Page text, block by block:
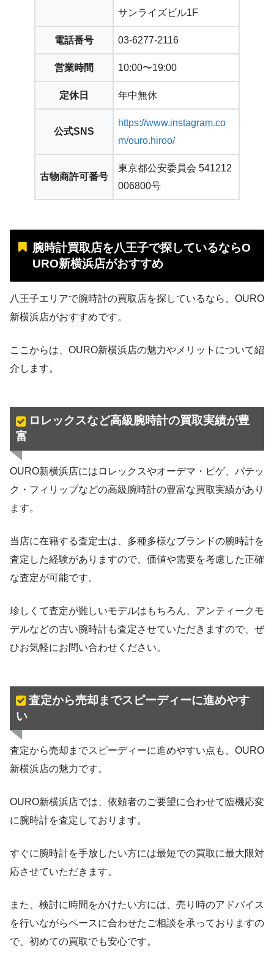
サンライズビル1F
電話番号 03-6277-2116
営業時間 10:00〜19:00
定休日 年中無休
公式SNS
https://www.instagram.co
m/ouro.hiroo/
古物商許可番号
東京都公安委員会 541212
006800号
腕時計買取店を八王子で探しているならO
URO新横浜店がおすすめ
八王子エリアで腕時計の買取店を探しているなら、OURO
新横浜店がおすすめです。
ここからは、OURO新横浜店の魅力やメリットについて紹
介します。
ロレックスなど高級腕時計の買取実績が豊
富
OURO新横浜店にはロレックスやオーデマ・ピゲ、パテッ
ク・フィリップなどの高級腕時計の豊富な買取実績があり
ます。
当店に在籍する査定士は、多種多様なブランドの腕時計を
査定した経験がありますので、価値や需要を考慮した正確
な査定が可能です。
珍しくて査定が難しいモデルはもちろん、アンティークモ
デルなどの古い腕時計も査定させていただきますので、ぜ
ひお気軽にお問い合わせください。
査定から売却までスピーディーに進めやす
い
査定から売却までスピーディーに進めやすい点も、OURO
新横浜店の魅力です。
OURO新横浜店では、依頼者のご要望に合わせて臨機応変
に腕時計を査定しております。
すぐに腕時計を手放したい方には最短での買取に最大限対
応させていただきます。
また、検討に時間をかけたい方には、売り時のアドバイス
を行いながらペースに合わせたご相談を承っておりますの
で、初めての買取でも安心です。